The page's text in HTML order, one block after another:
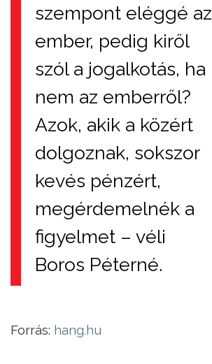
szempont eléggé az
ember, pedig kiről
szól a jogalkotás, ha
nem az emberről?
Azok, akik a közért
dolgoznak, sokszor
kevés pénzért,
megérdemelnék a
figyelmet – véli
Boros Péterné.
Forrás: hang.hu